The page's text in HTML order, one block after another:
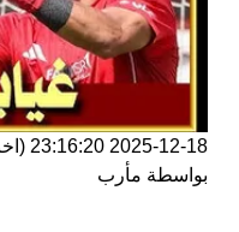
2025-12-18 23:16:20
بواسطة مأرب